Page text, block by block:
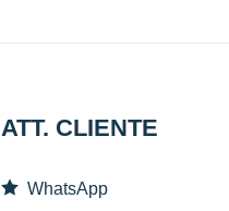
ATT. CLIENTE
WhatsApp